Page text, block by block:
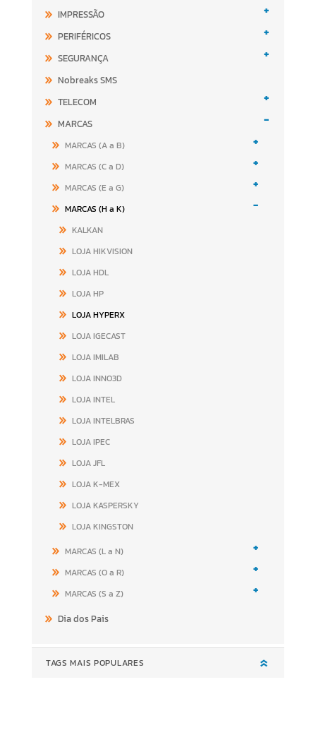
IMPRESSÃO +
PERIFÉRICOS +
SEGURANÇA +
Nobreaks SMS
TELECOM
+
MARCAS -
MARCAS (A a B) +
MARCAS (C a D) +
MARCAS (E a G) +
MARCAS (H a K) -
KALKAN
LOJA HIKVISION
LOJA HDL
LOJA HP
LOJA HYPERX
LOJA IGECAST
LOJA IMILAB
LOJA INNO3D
LOJA INTEL
LOJA INTELBRAS
LOJA IPEC
LOJA JFL
LOJA K-MEX
LOJA KASPERSKY
LOJA KINGSTON
MARCAS (L a N)
+
MARCAS (O a R) +
MARCAS (S a Z) +
Dia dos Pais
TAGS MAIS POPULARES